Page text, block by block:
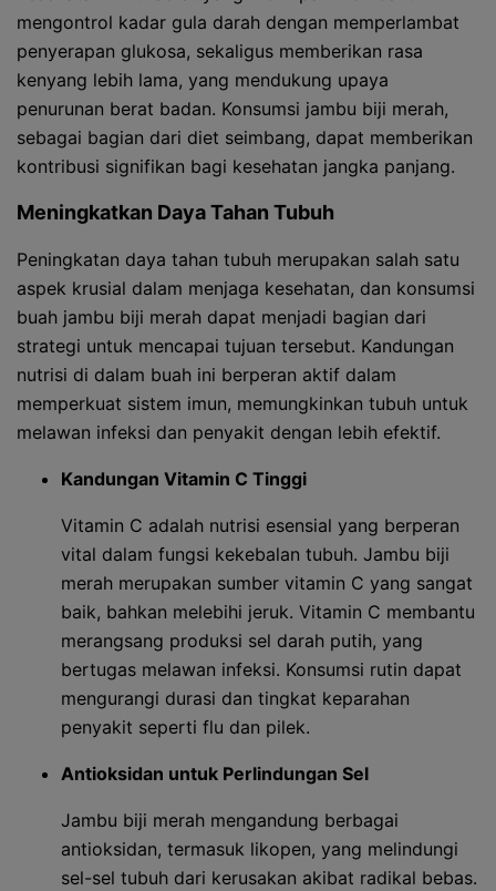
mengontrol kadar gula darah dengan memperlambat
penyerapan glukosa, sekaligus memberikan rasa
kenyang lebih lama, yang mendukung upaya
penurunan berat badan. Konsumsi jambu biji merah,
sebagai bagian dari diet seimbang, dapat memberikan
kontribusi signifikan bagi kesehatan jangka panjang.
Meningkatkan Daya Tahan Tubuh
Peningkatan daya tahan tubuh merupakan salah satu
aspek krusial dalam menjaga kesehatan, dan konsumsi
buah jambu biji merah dapat menjadi bagian dari
strategi untuk mencapai tujuan tersebut. Kandungan
nutrisi di dalam buah ini berperan aktif dalam
memperkuat sistem imun, memungkinkan tubuh untuk
melawan infeksi dan penyakit dengan lebih efektif.
Kandungan Vitamin C Tinggi
Vitamin C adalah nutrisi esensial yang berperan
vital dalam fungsi kekebalan tubuh. Jambu biji
merah merupakan sumber vitamin C yang sangat
baik, bahkan melebihi jeruk. Vitamin C membantu
merangsang produksi sel darah putih, yang
bertugas melawan infeksi. Konsumsi rutin dapat
mengurangi durasi dan tingkat keparahan
penyakit seperti flu dan pilek.
Antioksidan untuk Perlindungan Sel
Jambu biji merah mengandung berbagai
antioksidan, termasuk likopen, yang melindungi
sel-sel tubuh dari kerusakan akibat radikal bebas.